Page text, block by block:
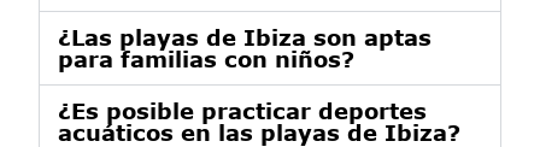
¿Las playas de Ibiza son aptas
para familias con niños?
¿Es posible practicar deportes
acuáticos en las playas de Ibiza?